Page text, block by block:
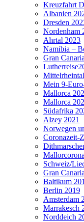
Kreuzfahrt
Albanien
Dresden
Nordenham
Ahrtal 2023
Namibia –
Gran
Mein 9-
Mallorca
Mallorca
Südafrika
Alzey 2021
Norwegen
Coronazeit-
Schweiz/
Gran
Baltikum
Berlin 2019
Amsterdam
Marrakesch
Norddeich